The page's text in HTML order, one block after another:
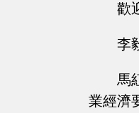
歡
李
馬
業經濟